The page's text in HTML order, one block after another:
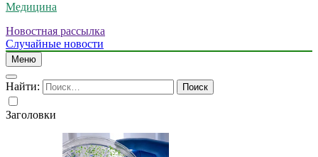
Медицина
Новостная рассылка
Случайные новости
Меню
Найти:
Заголовки